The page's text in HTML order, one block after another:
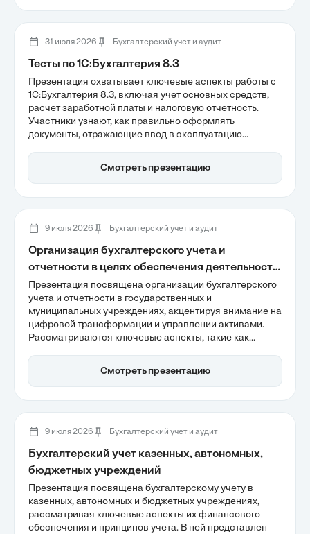
31 июля 2026 Бухгалтерский учет и аудит
Тесты по 1С:Бухгалтерия 8.3
Презентация охватывает ключевые аспекты работы с
1С:Бухгалтерия 8.3, включая учет основных средств,
расчет заработной платы и налоговую отчетность.
Участники узнают, как правильно оформлять
документы, отражающие ввод в эксплуатацию
зарплаты и формировании отчетности. Эти навыки
помогут в успешной аттестации и профессиональном
Смотреть презентацию
9 июля 2026 Бухгалтерский учет и аудит
Организация бухгалтерского учета и
отчетности в целях обеспечения деятельности
государственных и муниципальных
учреждений
Презентация посвящена организации бухгалтерского
учета и отчетности в государственных и
муниципальных учреждениях, акцентируя внимание на
цифровой трансформации и управлении активами.
Рассматриваются ключевые аспекты, такие как
единообразие учета, и внедрение метода начисления,
который позволяет более точно отражать финансовые
эффективности использования бюджетных средств.
Смотреть презентацию
9 июля 2026 Бухгалтерский учет и аудит
Бухгалтерский учет казенных, автономных,
бюджетных учреждений
Презентация посвящена бухгалтерскому учету в
казенных, автономных и бюджетных учреждениях,
рассматривая ключевые аспекты их финансового
обеспечения и принципов учета. В ней представлен